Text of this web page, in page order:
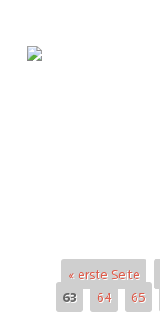
« erste Seite
63
64 65